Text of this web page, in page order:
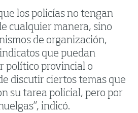
los policías no tengan
cualquier manera, sino
de organización,
que puedan
político provincial o
discutir ciertos temas que
su tarea policial, pero por
indicó.